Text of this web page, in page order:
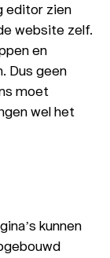
editor zien
website zelf.
en
Dus geen
moet
wel het
kunnen